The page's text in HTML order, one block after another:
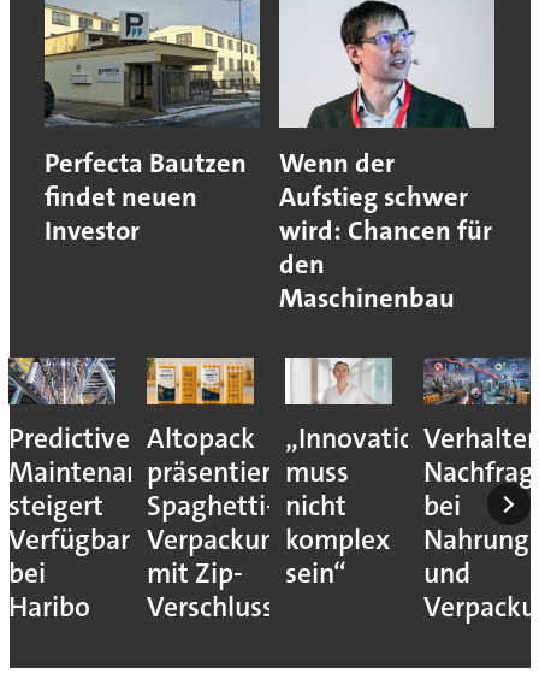
Perfecta Bautzen
findet neuen
Investor
Wenn der
Aufstieg schwer
wird: Chancen für
den
Maschinenbau
Predictive
Maintenance
steigert
Verfügbarkeit
bei
Haribo
Altopack
präsentiert
Spaghetti-
Verpackung
mit Zip-
Verschluss
„Innovation
muss
nicht
komplex
sein“
bei
und